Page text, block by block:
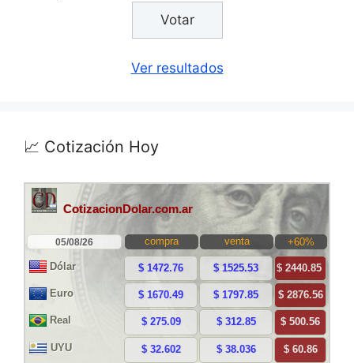
Ver resultados
📈 Cotización Hoy